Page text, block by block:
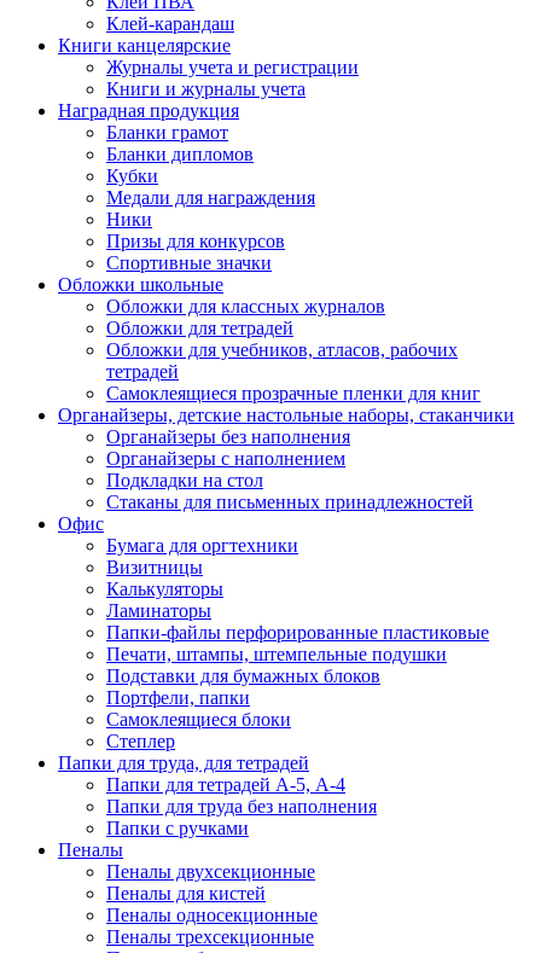
Клей-карандаш
Книги канцелярские
Журналы учета и регистрации
Книги и журналы учета
Наградная продукция
Бланки грамот
Бланки дипломов
Кубки
Медали для награждения
Ники
Призы для конкурсов
Спортивные значки
Обложки школьные
Обложки для классных журналов
Обложки для тетрадей
Обложки для учебников, атласов, рабочих
тетрадей
Самоклеящиеся прозрачные пленки для книг
Органайзеры, детские настольные наборы, стаканчики
Органайзеры без наполнения
Органайзеры с наполнением
Подкладки на стол
Стаканы для письменных принадлежностей
Офис
Бумага для оргтехники
Визитницы
Калькуляторы
Ламинаторы
Папки-файлы перфорированные пластиковые
Печати, штампы, штемпельные подушки
Подставки для бумажных блоков
Портфели, папки
Самоклеящиеся блоки
Степлер
Папки для труда, для тетрадей
Папки для тетрадей А-5, А-4
Папки для труда без наполнения
Папки с ручками
Пеналы
Пеналы двухсекционные
Пеналы для кистей
Пеналы односекционные
Пеналы трехсекционные